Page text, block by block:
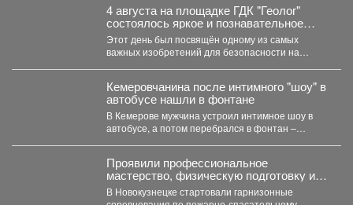
4 августа на площадке ГДК "Геолог"
состоялось яркое и познавательное
мероприятие - "День Светофора".
Этот день был посвящён одному из самых
важных изобретений для безопасности на
Кемеровчанина после интимного "шоу" в
автобусе нашли в фонтане
В Кемерове мужчина устроил интимное шоу в
автобусе, а потом перебрался в фонтан –
Проявили профессиональное
мастерство, физическую подготовку и
командный дух.
В Новокузнецке стартовали гарнизонные